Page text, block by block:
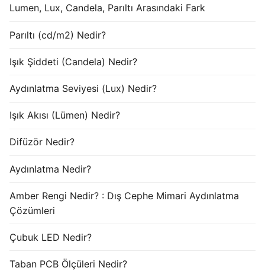
Lumen, Lux, Candela, Parıltı Arasındaki Fark
Parıltı (cd/m2) Nedir?
Işık Şiddeti (Candela) Nedir?
Aydınlatma Seviyesi (Lux) Nedir?
Işık Akısı (Lümen) Nedir?
Difüzör Nedir?
Aydınlatma Nedir?
Amber Rengi Nedir? : Dış Cephe Mimari Aydınlatma
Çözümleri
Çubuk LED Nedir?
Taban PCB Ölçüleri Nedir?